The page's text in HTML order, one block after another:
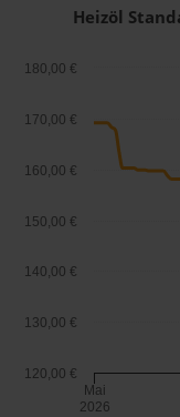
Heizöl
Mai
2026
120,00 €
130,00 €
140,00 €
150,00 €
160,00 €
170,00 €
180,00 €